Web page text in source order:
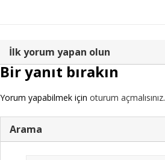
İlk yorum yapan olun
Bir yanıt bırakın
Yorum yapabilmek için oturum açmalısınız.
Arama